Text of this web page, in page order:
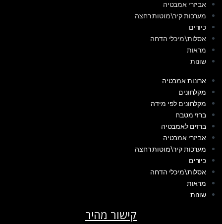
אביזרי אמבטיה
מערכות קיר\מוטות רחצה
כיורים
אסלות\מיכלי הדחה
מראות
שונות
ארונות אמבטיה
מקלחונים
מקלחונים לפי מידה
ברזי מטבח
ברזים לאמבטיה
אביזרי אמבטיה
מערכות קיר\מוטות רחצה
כיורים
אסלות\מיכלי הדחה
מראות
שונות
קישור מהיר